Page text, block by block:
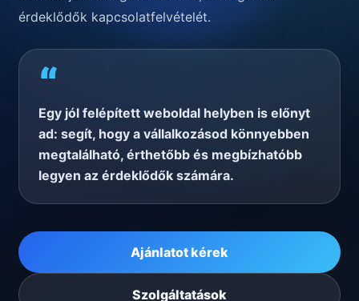
érdeklődők kapcsolatfelvételét.
“
Egy jól felépített weboldal helyben is előnyt
ad: segít, hogy a vállalkozásod könnyebben
megtalálható, érthetőbb és megbízhatóbb
legyen az érdeklődők számára.
Ajánlatot kérek
Szolgáltatások